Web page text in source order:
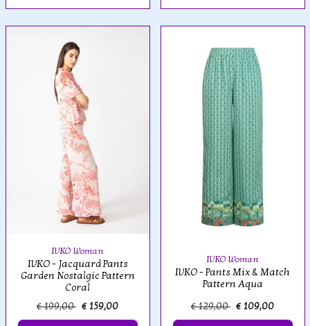
IVKO Woman
IVKO - Jacquard Pants
Garden Nostalgic Pattern
Coral
€ 199,00 € 159,00
IVKO Woman
IVKO - Pants Mix & Match
Pattern Aqua
€ 129,00 € 109,00